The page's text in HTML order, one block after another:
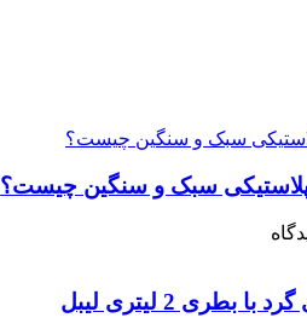
سبک و سنگین چیست؟